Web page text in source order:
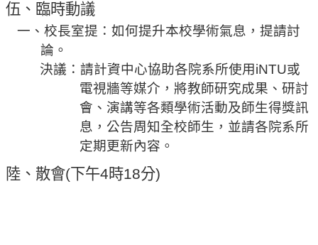
伍 、 臨時動議
一、校長室提：如何提升本校學術氣息，提請討
論。
決議：請計資中心協助各院系所使用iNTU或
電視牆等媒介，將教師研究成果、研討
會、演講等各類學術活動及師生得獎訊
息，公告周知全校師生，並請各院系所
定期更新內容。
陸、散會(下午4時18分)